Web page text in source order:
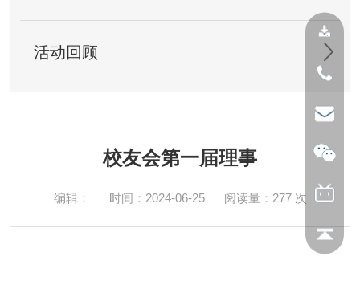
活动回顾
校友会第一届理事
编辑： 时间：2024-06-25 阅读量： 277 次